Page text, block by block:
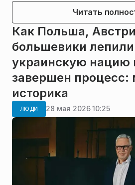
Читать
Как Польша,
большевики лепили
украинскую нацию
завершен процесс:
историка
ЛЮДИ 28 мая 2026 10:25